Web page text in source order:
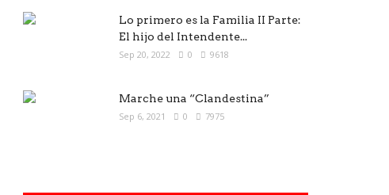
Lo primero es la Familia II Parte:
El hijo del Intendente...
Sep 20, 2022 0 9618
Marche una “Clandestina”
Sep 6, 2021 0 7975